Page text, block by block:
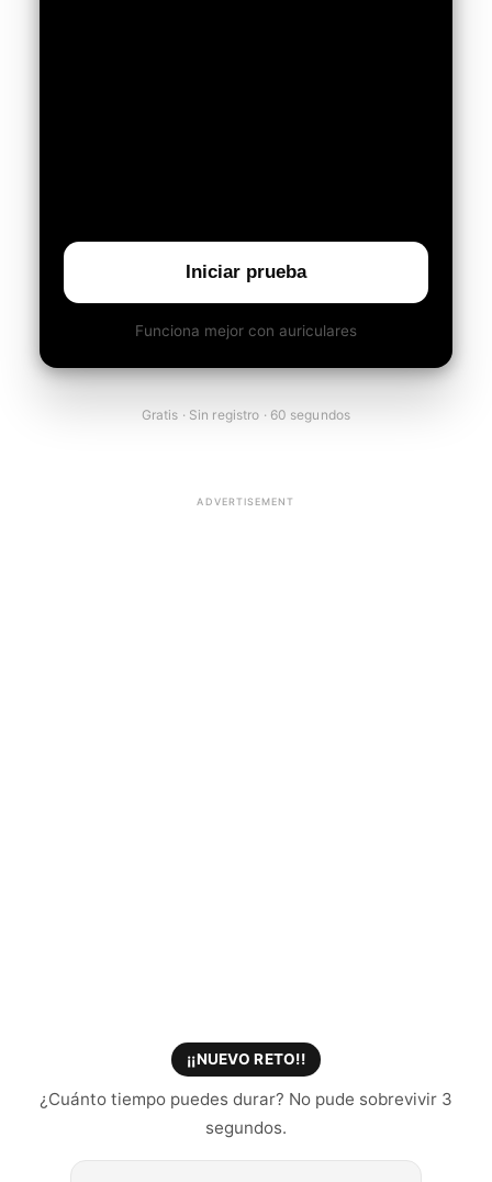
Iniciar prueba
Funciona mejor con auriculares
Gratis · Sin registro · 60 segundos
¡¡NUEVO RETO!!
¿Cuánto tiempo puedes durar? No pude sobrevivir 3
segundos.